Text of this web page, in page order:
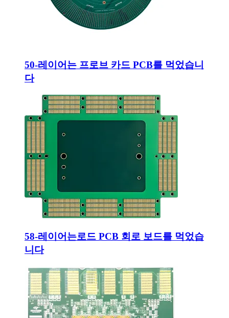
50-레이어는 프로브 카드 PCB를 먹었습니
다
58-레이어는로드 PCB 회로 보드를 먹었습
니다